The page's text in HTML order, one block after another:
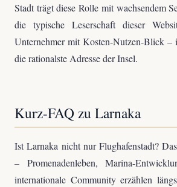
Stadt trägt diese Rolle mit wachsendem
die typische Leserschaft dieser
Unternehmer mit Kosten-Nutzen-Blick –
die rationalste Adresse der Insel.
Kurz-FAQ zu Larnaka
Ist Larnaka nicht nur Flughafenstadt?
– Promenadenleben, Marina-
internationale Community erzählen